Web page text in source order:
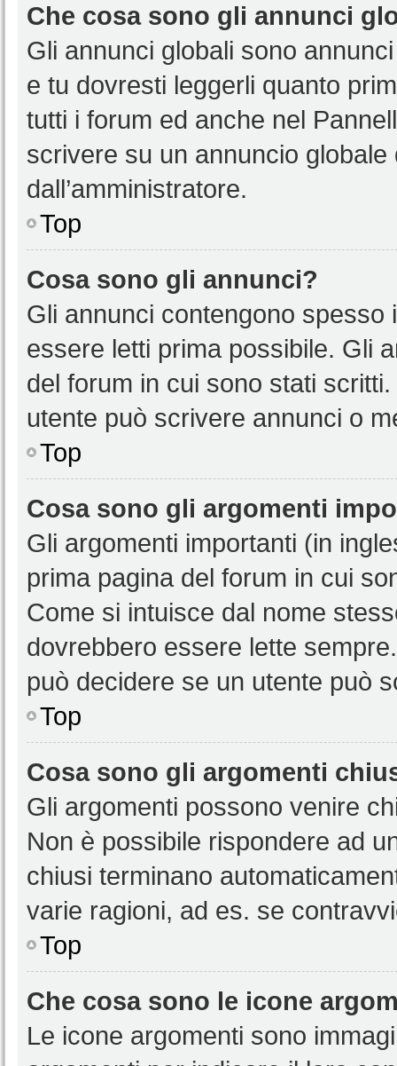
Che cosa sono gli annunci
Gli annunci globali sono
e tu dovresti leggerli quanto
tutti i forum ed anche nel
scrivere su un annuncio
dall’amministratore.
Top
Cosa sono gli annunci?
Gli annunci contengono
essere letti prima possibile. Gli
del forum in cui sono stati
utente può scrivere annunci o
Top
Cosa sono gli argomenti
Gli argomenti importanti (in
prima pagina del forum in cui
Come si intuisce dal nome
dovrebbero essere lette
può decidere se un utente può
Top
Cosa sono gli argomenti
Gli argomenti possono venire
Non è possibile rispondere ad
chiusi terminano
varie ragioni, ad es. se
Top
Che cosa sono le icone
Le icone argomenti sono